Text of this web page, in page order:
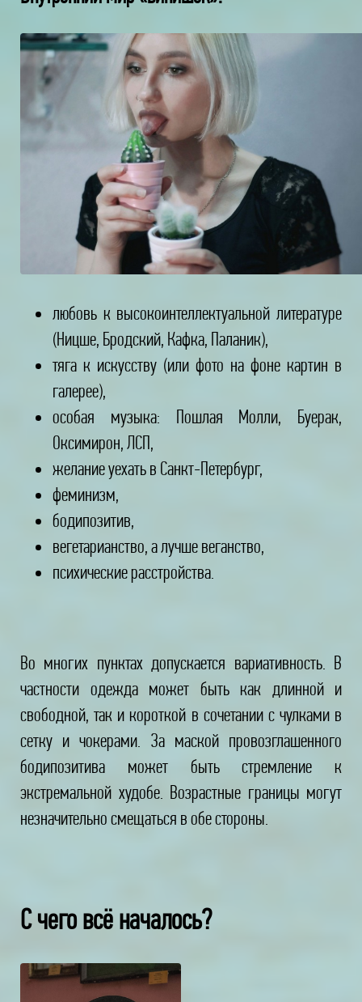
любовь к высокоинтеллектуальной литературе
(Ницше, Бродский, Кафка, Паланик),
тяга к искусству (или фото на фоне картин в
галерее),
особая музыка: Пошлая Молли, Буерак,
Оксимирон, ЛСП,
желание уехать в Санкт-Петербург,
феминизм,
бодипозитив,
вегетарианство, а лучше веганство,
психические расстройства.
Во многих пунктах допускается вариативность. В
частности одежда может быть как длинной и
свободной, так и короткой в сочетании с чулками в
сетку и чокерами. За маской провозглашенного
бодипозитива может быть стремление к
экстремальной худобе. Возрастные границы могут
незначительно смещаться в обе стороны.
С чего всё началось?